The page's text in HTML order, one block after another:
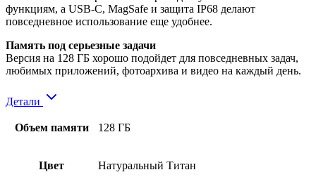
функциям, а USB‑C, MagSafe и защита IP68 делают
повседневное использование еще удобнее.
Память под серьезные задачи
Версия на 128 ГБ хорошо подойдет для повседневных задач,
любимых приложений, фотоархива и видео на каждый день.
Детали
Объем памяти 128 ГБ
Цвет Натуральный Титан